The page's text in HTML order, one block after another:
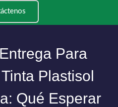
Para
Plastisol
Qué Esperar